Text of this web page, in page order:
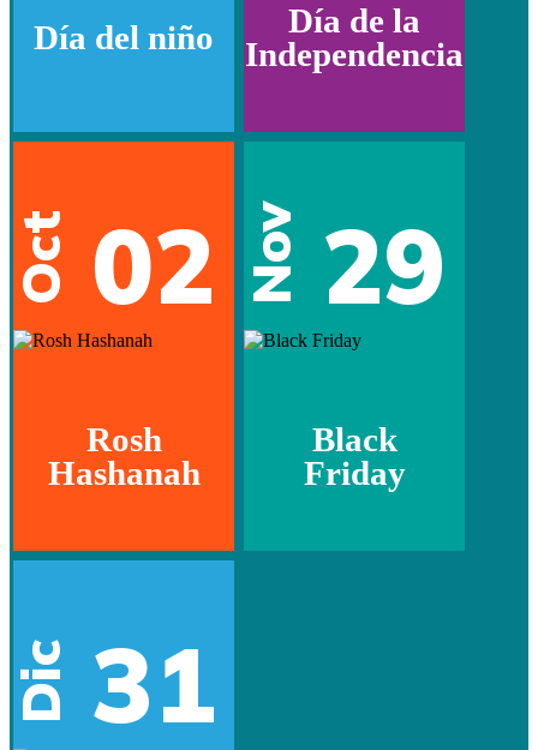
Día del niño
Día de la
Independencia
Oct 02
Rosh
Hashanah
Nov 29
Black
Friday
Dic 31